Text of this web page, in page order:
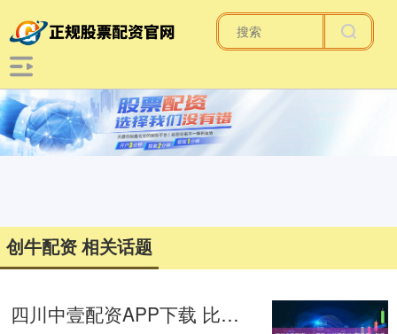
创牛配资 相关话题
四川中壹配资APP下载 比特币跌破8万美元，触及2025年4月以来最低